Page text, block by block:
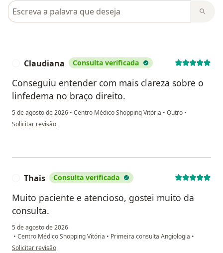
Pesquisar em opiniões
Claudiana Consulta verificada
Conseguiu entender com mais clareza sobre o
linfedema no braço direito.
5 de agosto de 2026 • Centro Médico Shopping Vitória • Outro •
na opinião do utilizador Claudiana
Solicitar revisão
Thais Consulta verificada
Muito paciente e atencioso, gostei muito da
consulta.
5 de agosto de 2026
• Centro Médico Shopping Vitória • Primeira consulta Angiologia •
na opinião do utilizador Thais
Solicitar revisão